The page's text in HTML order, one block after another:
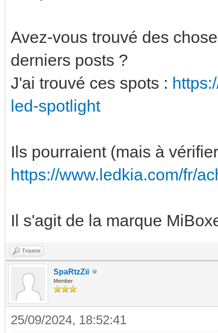
Avez-vous trouvé des
derniers posts ?
J'ai trouvé ces spots :
led-spotlight
Ils pourraient (mais à
https://www.ledkia.com/fr/
Il s'agit de la marque
Trouver
SpaRtzZii
Member
25/09/2024, 18:52:41